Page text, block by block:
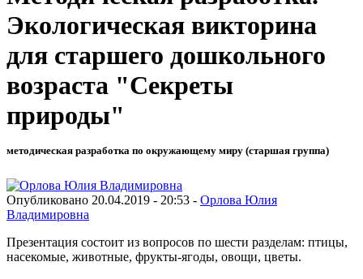
Экологическая викторина
для старшего дошкольного
возраста "Секреты
природы"
методическая разработка по окружающему миру (старшая группа)
Опубликовано 20.04.2019 - 20:53 - Орлова Юлия
Владимировна
Презентация состоит из вопросов по шести разделам: птицы,
насекомые, животные, фрукты-ягоды, овощи, цветы.